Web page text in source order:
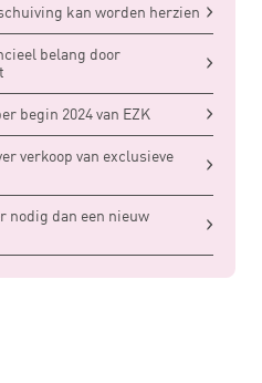
kan worden herzien
belang door
begin 2024 van EZK
verkoop van exclusieve
nodig dan een nieuw